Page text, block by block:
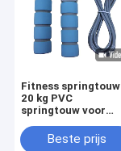
Fitness springtouw
20 kg PVC
springtouw voor
PP-handvat OK-168
Baby Blauwe kleur
Beste prijs